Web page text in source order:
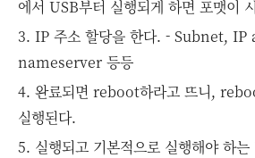
에서 USB부터 실행되게 하면 포맷이
3. IP 주소 할당을 한다. - Subnet,
nameserver 등등
4. 완료되면 reboot하라고 뜨니,
실행된다.
5. 실행되고 기본적으로 실행해야 하는